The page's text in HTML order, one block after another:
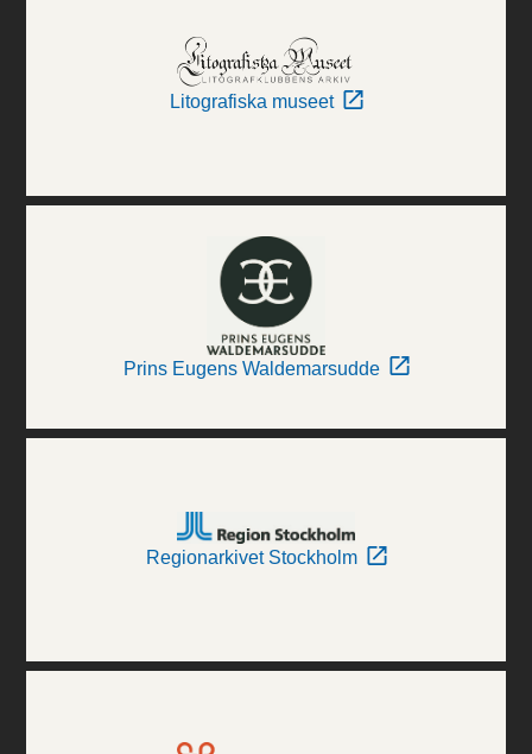
Litografiska museet
Prins Eugens Waldemarsudde
Regionarkivet Stockholm